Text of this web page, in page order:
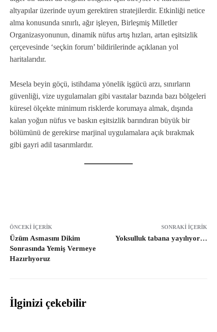
altyapılar üzerinde uyum gerektiren stratejilerdir. Etkinliği netice
alma konusunda sınırlı, ağır işleyen, Birleşmiş Milletler
Organizasyonunun, dinamik nüfus artış hızları, artan eşitsizlik
çerçevesinde ‘seçkin forum’ bildirilerinde açıklanan yol
haritalarıdır.
Mesela beyin göçü, istihdama yönelik işgücü arzı, sınırların
güvenliği, vize uygulamaları gibi vasıtalar bazında bazı bölgeleri
küresel ölçekte minimum risklerde korumaya almak, dışında
kalan yoğun nüfus ve baskın eşitsizlik barındıran büyük bir
bölümünü de gerekirse marjinal uygulamalara açık bırakmak
gibi gayri adil tasarımlardır.
ÖNCEKI İÇERIK
Üzüm Asmasını Dikim
Sonrasında Yemiş Vermeye
Hazırlıyoruz
SONRAKI İÇERIK
Yoksulluk tabana yayılıyor…
İlginizi çekebilir